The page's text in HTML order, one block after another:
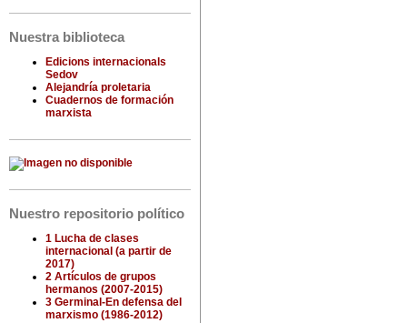
Nuestra biblioteca
Edicions internacionals
Sedov
Alejandría proletaria
Cuadernos de formación
marxista
Nuestro repositorio político
1 Lucha de clases
internacional (a partir de
2017)
2 Artículos de grupos
hermanos (2007-2015)
3 Germinal-En defensa del
marxismo (1986-2012)